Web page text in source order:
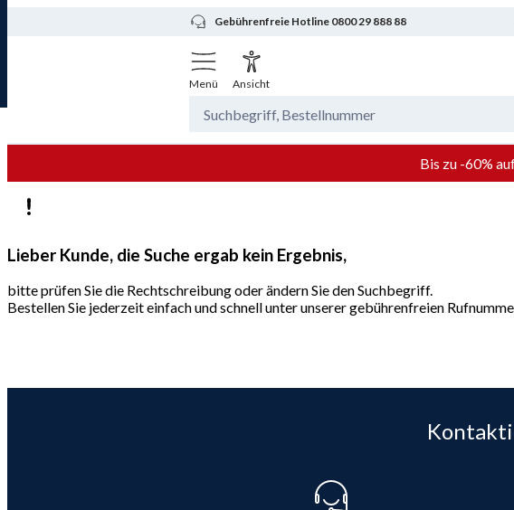
Gebührenfreie Hotline 0800 29 888 88
Menü Ansicht
Bis zu -60%
Lieber Kunde, die Suche ergab kein Ergebnis,
bitte prüfen Sie die Rechtschreibung oder ändern Sie den Suchbegriff.
Bestellen Sie jederzeit einfach und schnell unter unserer gebührenfreien